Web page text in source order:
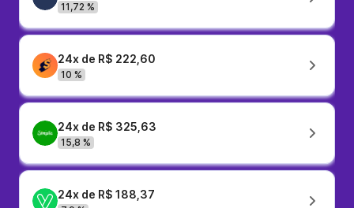
11,72 %
24x de R$ 222,60
10 %
24x de R$ 325,63
15,8 %
24x de R$ 188,37